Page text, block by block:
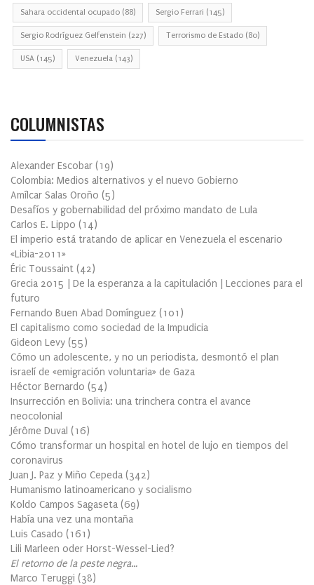
Sahara occidental ocupado (88) Sergio Ferrari (145)
Sergio Rodríguez Gelfenstein (227) Terrorismo de Estado (80)
USA (145) Venezuela (143)
COLUMNISTAS
Alexander Escobar (19)
Colombia: Medios alternativos y el nuevo Gobierno
Amílcar Salas Oroño (5)
Desafíos y gobernabilidad del próximo mandato de Lula
Carlos E. Lippo (14)
El imperio está tratando de aplicar en Venezuela el escenario
«Libia-2011»
Éric Toussaint (42)
Grecia 2015 | De la esperanza a la capitulación | Lecciones para el
futuro
Fernando Buen Abad Domínguez (101 )
El capitalismo como sociedad de la Impudicia
Gideon Levy (55)
Cómo un adolescente, y no un periodista, desmontó el plan
israelí de «emigración voluntaria» de Gaza
Héctor Bernardo (54)
Insurrección en Bolivia: una trinchera contra el avance
neocolonial
Jérôme Duval (16)
Cómo transformar un hospital en hotel de lujo en tiempos del
coronavirus
Juan J. Paz y Miño Cepeda (342)
Humanismo latinoamericano y socialismo
Koldo Campos Sagaseta (69)
Había una vez una montaña
Luis Casado (161 )
Lili Marleen oder Horst-Wessel-Lied?
El retorno de la peste negra…
Marco Teruggi (38)